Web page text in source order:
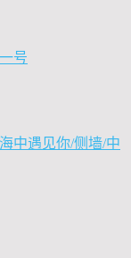
号
中遇见你/侧墙/中